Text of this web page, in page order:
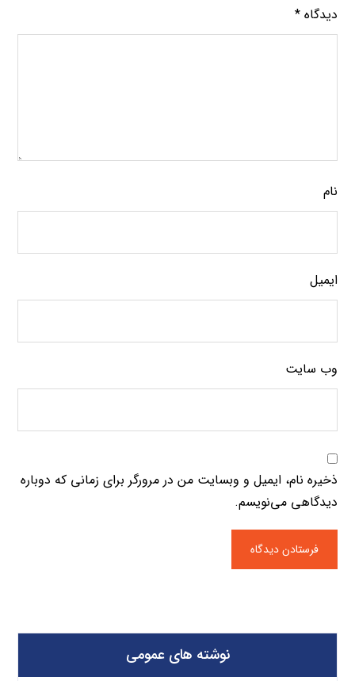
دیدگاه*
نام
ایمیل
وب‌ سایت
ذخیره نام، ایمیل و وبسایت من در مرورگر برای زمانی که دوباره
دیدگاهی می‌نویسم.
نوشته های عمومی